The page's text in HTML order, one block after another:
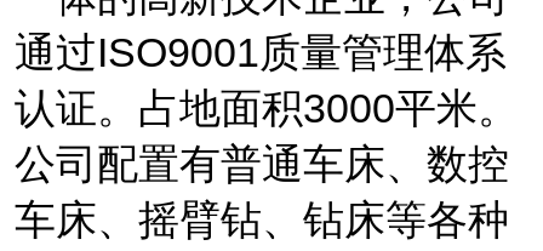
通过ISO9001质量管理体系
认证。占地面积3000平米。
公司配置有普通车床、数控
车床、摇臂钻、钻床等各种